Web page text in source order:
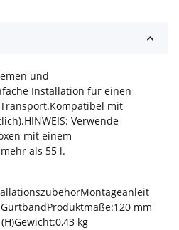
und
Installation für einen
mit
Verwende
mit einem
als 55 l.
mm
kg